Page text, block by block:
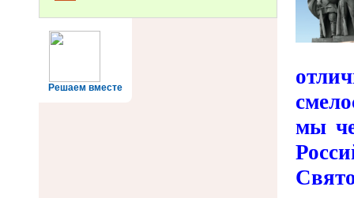
Решаем вместе
мы